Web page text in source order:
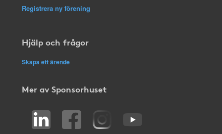
Registrera ny förening
Hjälp och frågor
Skapa ett ärende
Mer av Sponsorhuset